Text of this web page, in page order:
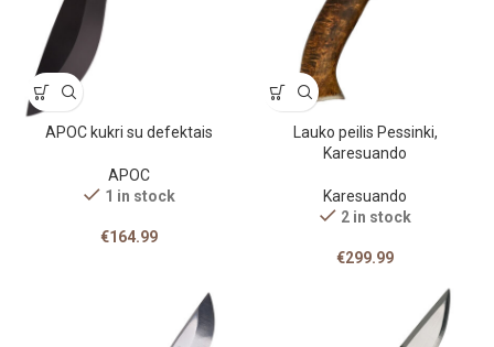
APOC kukri su defektais
APOC
1 in stock
€164.99
Lauko peilis Pessinki,
Karesuando
Karesuando
2 in stock
€299.99